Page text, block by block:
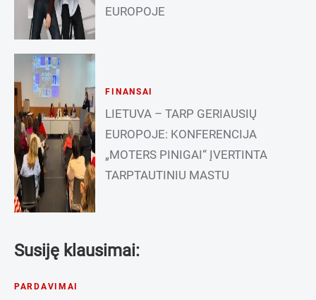
EUROPOJE
FINANSAI
LIETUVA – TARP GERIAUSIŲ
EUROPOJE: KONFERENCIJA
„MOTERS PINIGAI“ ĮVERTINTA
TARPTAUTINIU MASTU
Susiję klausimai:
PARDAVIMAI